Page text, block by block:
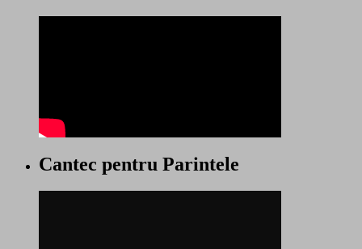
Cantec pentru Parintele